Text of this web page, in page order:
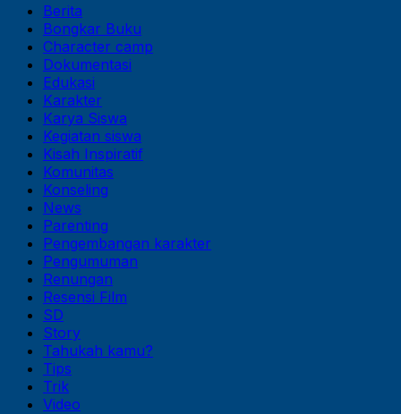
Berita
Bongkar Buku
Character camp
Dokumentasi
Edukasi
Karakter
Karya Siswa
Kegiatan siswa
Kisah Inspiratif
Komunitas
Konseling
News
Parenting
Pengembangan karakter
Pengumuman
Renungan
Resensi Film
SD
Story
Tahukah kamu?
Tips
Trik
Video